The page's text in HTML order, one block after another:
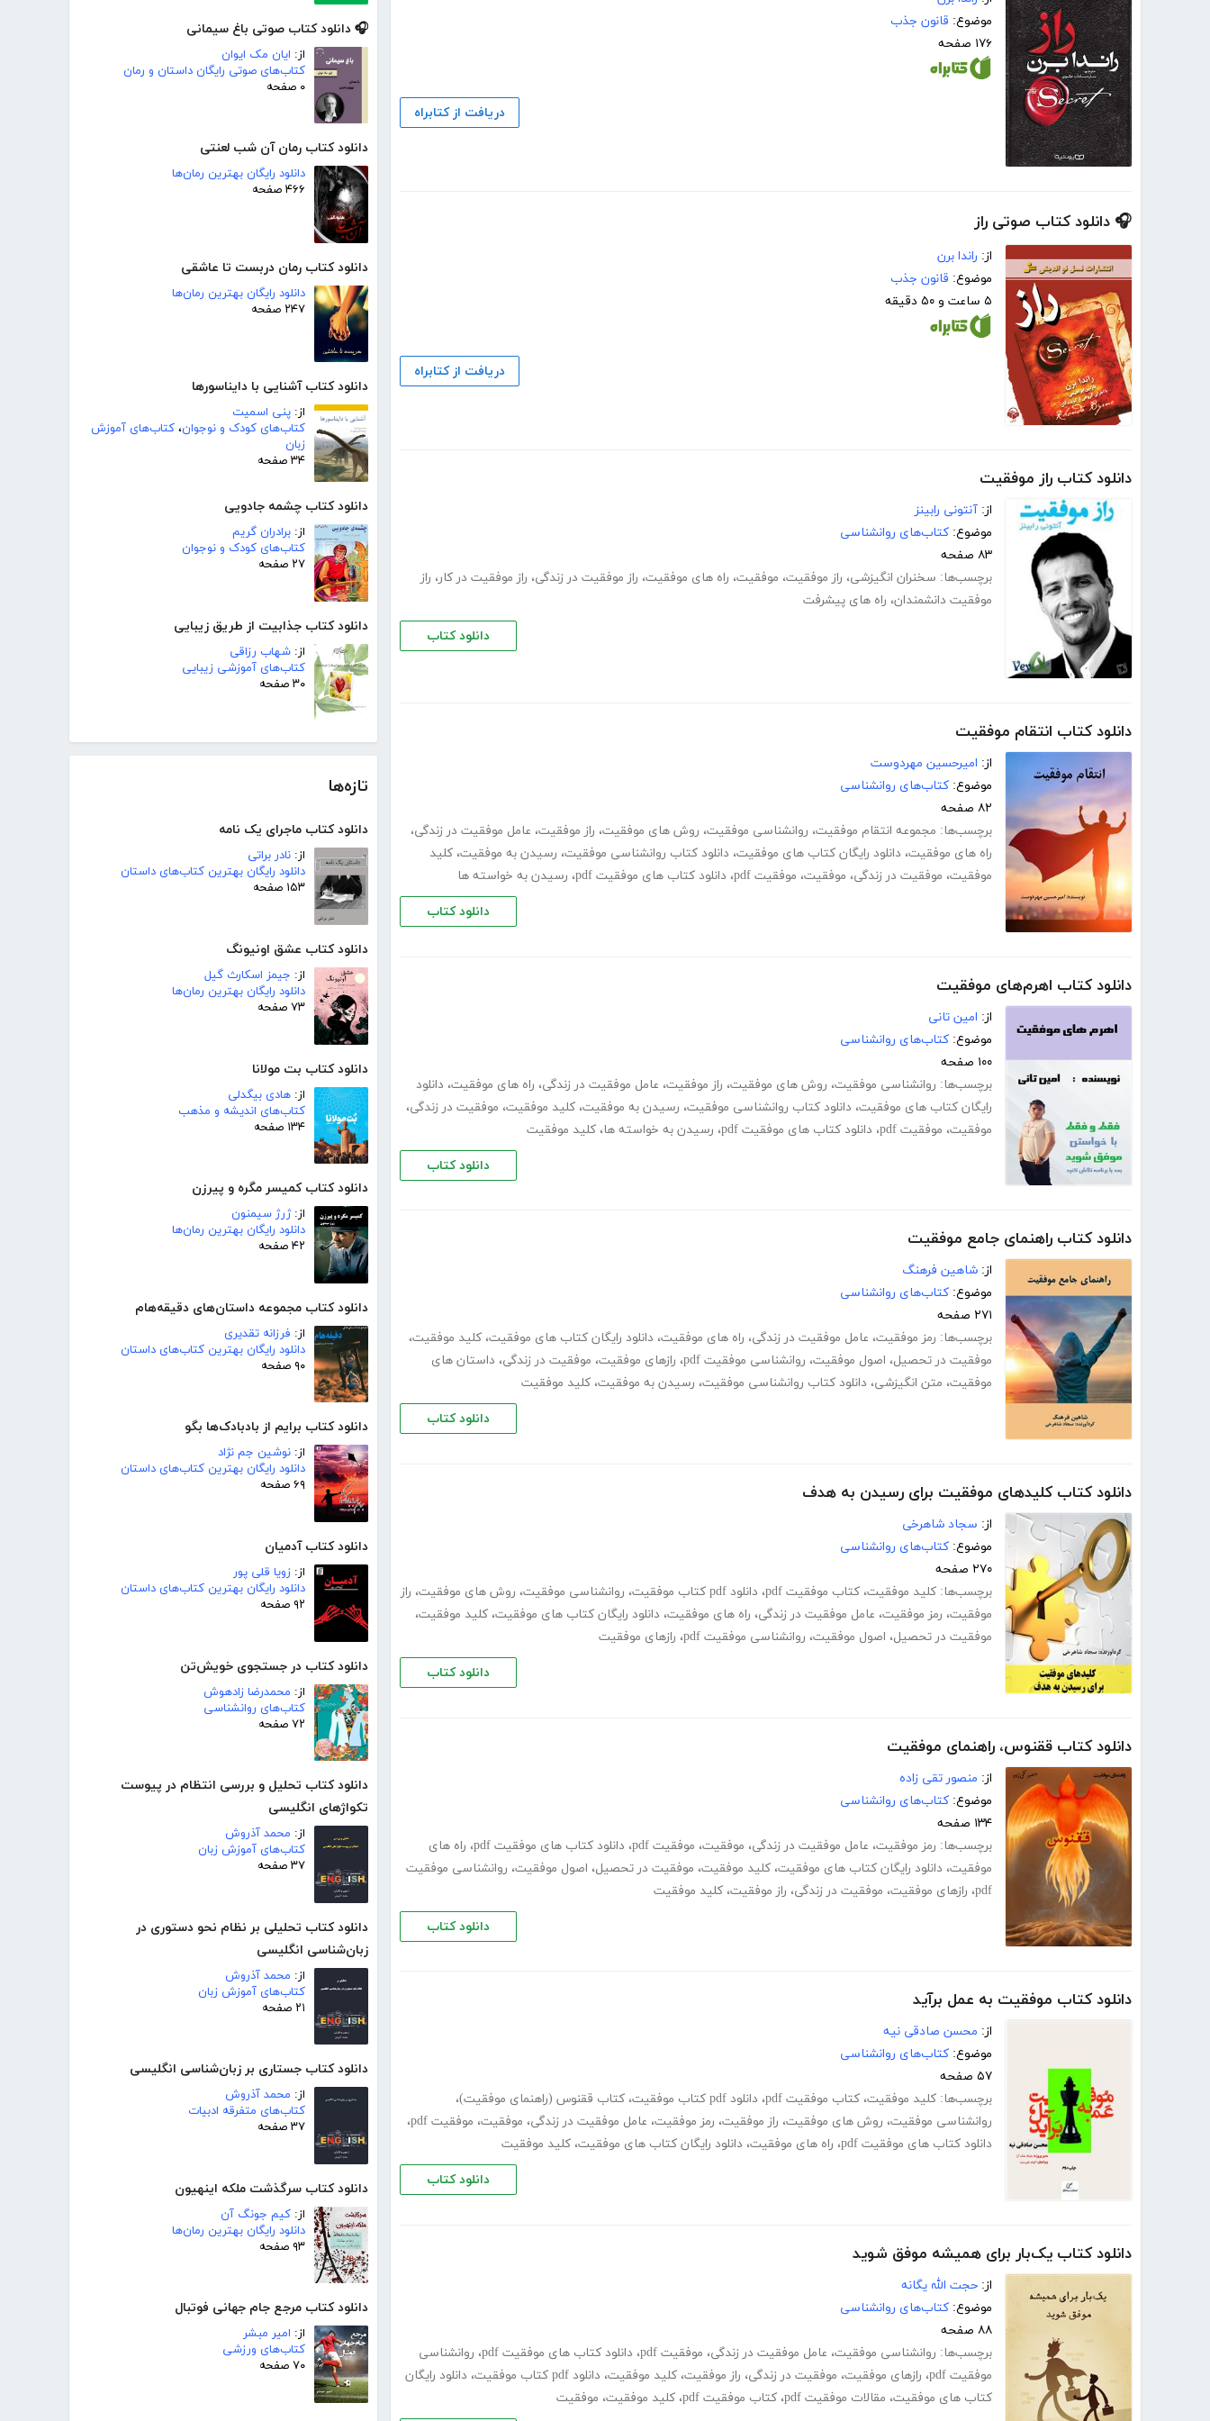
🎧 دانلود کتاب صوتی باغ سیمانی
از: ایان مک ایوان
کتاب‌های صوتی رایگان داستان و رمان
۰ صفحه
دانلود کتاب رمان آن شب لعنتی
دانلود رایگان بهترین رمان‌ها
۴۶۶ صفحه
دانلود کتاب رمان دربست تا عاشقی
دانلود رایگان بهترین رمان‌ها
۲۴۷ صفحه
دانلود کتاب آشنایی با دایناسورها
از: پنی اسمیت
کتاب‌های کودک و نوجوان، کتاب‌های آموزش
زبان
۳۴ صفحه
دانلود کتاب چشمه جادویی
از: برادران گریم
کتاب‌های کودک و نوجوان
۲۷ صفحه
دانلود کتاب جذابیت از طریق زیبایی
از: شهاب رزاقی
کتاب‌های آموزشی زیبایی
۳۰ صفحه
تازه‌ها
دانلود کتاب ماجرای یک نامه
از: نادر براتی
دانلود رایگان بهترین کتاب‌های داستان
۱۵۳ صفحه
دانلود کتاب عشق اونیونگ
از: جیمز اسکارث گیل
دانلود رایگان بهترین رمان‌ها
۷۳ صفحه
دانلود کتاب بت مولانا
از: هادی بیگدلی
کتاب‌های اندیشه و مذهب
۱۳۴ صفحه
دانلود کتاب کمیسر مگره و پیرزن
از:ژرژ سیمنون
دانلود رایگان بهترین رمان‌ها
۴۲ صفحه
دانلود کتاب مجموعه داستان‌های دقیقه‌هام
از: فرزانه تقدیری
دانلود رایگان بهترین کتاب‌های داستان
۹۰ صفحه
دانلود کتاب برایم از بادبادک‌ها بگو
از: نوشین جم نژاد
دانلود رایگان بهترین کتاب‌های داستان
۶۹ صفحه
دانلود کتاب آدمیان
از: زویا قلی پور
دانلود رایگان بهترین کتاب‌های داستان
۹۲ صفحه
دانلود کتاب در جستجوی خویش‌تن
از: محمدرضا زادهوش
کتاب‌های روانشناسی
۷۲ صفحه
دانلود کتاب تحلیل و بررسی انتظام در پیوست
تکواژهای انگلیسی
از: محمد آذروش
کتاب‌های آموزش زبان
۳۷ صفحه
دانلود کتاب تحلیلی بر نظام نحو دستوری در
زبان‌شناسی انگلیسی
از: محمد آذروش
کتاب‌های آموزش زبان
۲۱ صفحه
دانلود کتاب جستاری بر زبان‌شناسی انگلیسی
از: محمد آذروش
کتاب‌های متفرقه ادبیات
۳۷ صفحه
دانلود کتاب سرگذشت ملکه اینهیون
از: کیم جونگ آن
دانلود رایگان بهترین رمان‌ها
۹۳ صفحه
دانلود کتاب مرجع جام جهانی فوتبال
از: امیر مبشر
کتاب‌های ورزشی
۷۰ صفحه
موضوع: قانون جذب
۱۷۶ صفحه
دریافت از کتابراه
🎧 دانلود کتاب صوتی راز
از: راندا برن
موضوع: قانون جذب
۵ ساعت و ۵۰ دقیقه
دریافت از کتابراه
دانلود کتاب راز موفقیت
از: آنتونی رابینز
موضوع: کتاب‌های روانشناسی
۸۳ صفحه
برچسب‌ها: سخنران انگیزشی، راز موفقیت، موفقیت، راه های موفقیت، راز موفقیت در زندگی، راز موفقیت در کار، راز
موفقیت دانشمندان، راه های پیشرفت
دانلود کتاب
دانلود کتاب انتقام موفقیت
از: امیرحسین مهردوست
موضوع: کتاب‌های روانشناسی
۸۲ صفحه
برچسب‌ها: مجموعه انتقام موفقیت، روانشناسی موفقیت، روش های موفقیت، راز موفقیت، عامل موفقیت در زندگی،
راه های موفقیت، دانلود رایگان کتاب های موفقیت، دانلود کتاب روانشناسی موفقیت، رسیدن به موفقیت، کلید
موفقیت، موفقیت در زندگی، موفقیت، موفقیت pdf ، دانلود کتاب های موفقیت pdf ، رسیدن به خواسته ها
دانلود کتاب
دانلود کتاب اهرم‌های موفقیت
از: امین تانی
موضوع: کتاب‌های روانشناسی
۱۰۰ صفحه
برچسب‌ها: روانشناسی موفقیت، روش های موفقیت، راز موفقیت، عامل موفقیت در زندگی، راه های موفقیت، دانلود
رایگان کتاب های موفقیت، دانلود کتاب روانشناسی موفقیت، رسیدن به موفقیت، کلید موفقیت، موفقیت در زندگی،
موفقیت، موفقیت pdf ، دانلود کتاب های موفقیت pdf ، رسیدن به خواسته ها، کلید موفقیت
دانلود کتاب
دانلود کتاب راهنمای جامع موفقیت
از: شاهین فرهنگ
موضوع: کتاب‌های روانشناسی
۲۷۱ صفحه
برچسب‌ها: رمز موفقیت، عامل موفقیت در زندگی، راه های موفقیت، دانلود رایگان کتاب های موفقیت، کلید موفقیت،
موفقیت در تحصیل، اصول موفقیت، روانشناسی موفقیت pdf ، رازهای موفقیت، موفقیت در زندگی، داستان های
موفقیت، متن انگیزشی، دانلود کتاب روانشناسی موفقیت، رسیدن به موفقیت، کلید موفقیت
دانلود کتاب
دانلود کتاب کلیدهای موفقیت برای رسیدن به هدف
از: سجاد شاهرخی
موضوع: کتاب‌های روانشناسی
۲۷۰ صفحه
برچسب‌ها: کلید موفقیت، کتاب موفقیت pdf ، دانلود pdf کتاب موفقیت ، روانشناسی موفقیت، روش های موفقیت، راز
موفقیت، رمز موفقیت، عامل موفقیت در زندگی، راه های موفقیت، دانلود رایگان کتاب های موفقیت، کلید موفقیت،
موفقیت در تحصیل، اصول موفقیت، روانشناسی موفقیت pdf ، رازهای موفقیت
دانلود کتاب
دانلود کتاب ققنوس، راهنمای موفقیت
از: منصور تقی زاده
موضوع: کتاب‌های روانشناسی
۱۳۴ صفحه
برچسب‌ها: رمز موفقیت، عامل موفقیت در زندگی، موفقیت، موفقیت pdf ، دانلود کتاب های موفقیت pdf ، راه های
موفقیت، دانلود رایگان کتاب های موفقیت، کلید موفقیت، موفقیت در تحصیل، اصول موفقیت، روانشناسی موفقیت
pdf، رازهای موفقیت، موفقیت در زندگی، راز موفقیت، کلید موفقیت
دانلود کتاب
دانلود کتاب موفقیت به عمل برآید
از: محسن صادقی نیه
موضوع: کتاب‌های روانشناسی
۵۷ صفحه
برچسب‌ها: کلید موفقیت، کتاب موفقیت pdf ، دانلود pdf کتاب موفقیت ، کتاب ققنوس (راهنمای موفقیت)،
روانشناسی موفقیت، روش های موفقیت، راز موفقیت، رمز موفقیت، عامل موفقیت در زندگی، موفقیت، موفقیت pdf
،
دانلود کتاب های موفقیت pdf
، راه های موفقیت، دانلود رایگان کتاب های موفقیت، کلید موفقیت
دانلود کتاب
دانلود کتاب یک‌بار برای همیشه موفق شوید
از: حجت الله یگانه
موضوع: کتاب‌های روانشناسی
۸۸ صفحه
برچسب‌ها: روانشناسی موفقیت، عامل موفقیت در زندگی، موفقیت pdf ، دانلود کتاب های موفقیت pdf ، روانشناسی
موفقیت pdf
، رازهای موفقیت، موفقیت در زندگی، راز موفقیت، کلید موفقیت، دانلود pdf کتاب موفقیت ، دانلود رایگان
کتاب های موفقیت، مقالات موفقیت pdf ، کتاب موفقیت pdf ، کلید موفقیت، موفقیت